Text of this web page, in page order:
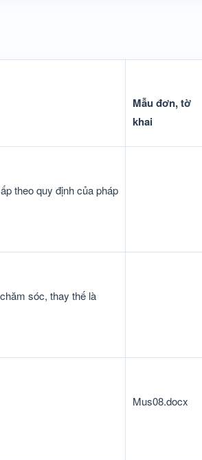
Mẫu đơn, tờ
khai
theo quy định của pháp
sóc, thay thế là
Mus08.docx